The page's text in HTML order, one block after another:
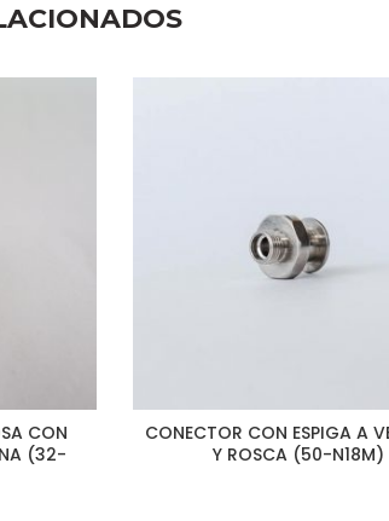
CON
(32-
CONECTOR CON ESPIGA A
Y ROSCA (50-N18M)